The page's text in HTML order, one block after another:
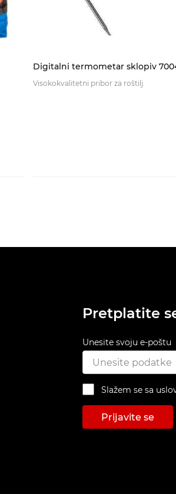
Digitalni termometar sklopiv
Visokokvalitetni pribor za roštilj.
Pretplatite
Unesite svoju e-poštu
Slažem se sa
Prijavite se